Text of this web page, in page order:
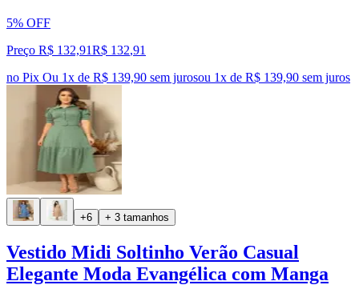
5% OFF
Preço R$ 132,91R$ 132,91
no Pix Ou 1x de R$ 139,90 sem jurosou 1x de R$ 139,90 sem juros
+6 + 3 tamanhos
Vestido Midi Soltinho Verão Casual
Elegante Moda Evangélica com Manga